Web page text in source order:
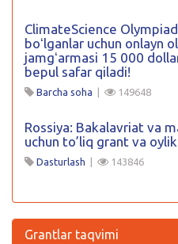
ClimateScience
boʻlganlar uchun onlayn
jamgʻarmasi 15 000
bepul safar qiladi!
Barcha soha | 149648
Rossiya: Bakalavriat va
uchun to’liq grant va
Dasturlash | 143846
Grantlar taqvimi